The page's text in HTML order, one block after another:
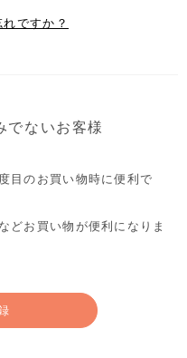
ですか？
でないお客様
目のお買い物時に便利で
どお買い物が便利になりま